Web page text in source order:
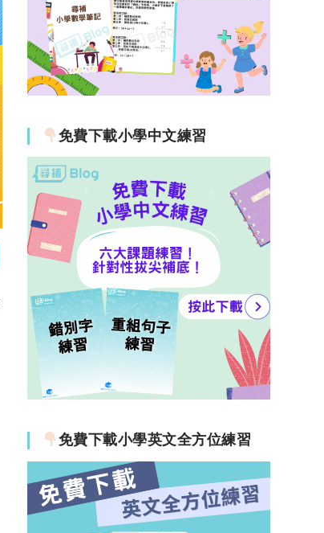
免費下載小學中文練習
免費下載小學英文全方位練習